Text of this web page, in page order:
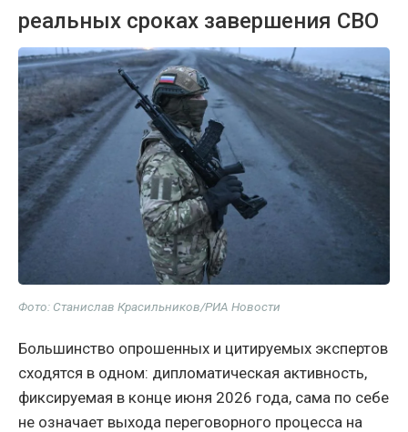
реальных сроках завершения СВО
Фото: Станислав Красильников/РИА Новости
Большинство опрошенных и цитируемых экспертов
сходятся в одном: дипломатическая активность,
фиксируемая в конце июня 2026 года, сама по себе
не означает выхода переговорного процесса на